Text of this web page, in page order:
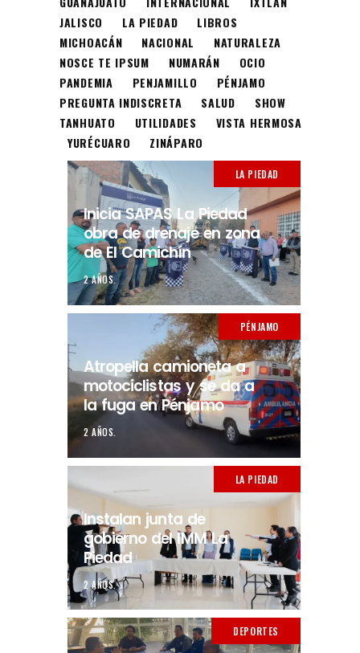
JALISCO
LA PIEDAD
LIBROS
MICHOACÁN
NACIONAL
NATURALEZA
NOSCE TE IPSUM
NUMARÁN
OCIO
PANDEMIA
PENJAMILLO
PÉNJAMO
PREGUNTA INDISCRETA
SALUD
SHOW
TANHUATO
UTILIDADES
VISTA HERMOSA
YURÉCUARO
ZINÁPARO
LA PIEDAD
Inicia SAPAS La Piedad
obra de drenaje en zona
de El Camichín
2 AÑOS.
PÉNJAMO
Atropella camioneta a
motociclistas y se da a
la fuga en Pénjamo
2 AÑOS.
LA PIEDAD
Instalan junta de
gobierno del IMM La
Piedad
2 AÑOS.
DEPORTES